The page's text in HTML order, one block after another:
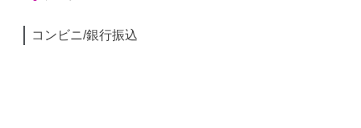
コンビニ/銀行振込